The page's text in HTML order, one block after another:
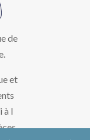
de
et
à l